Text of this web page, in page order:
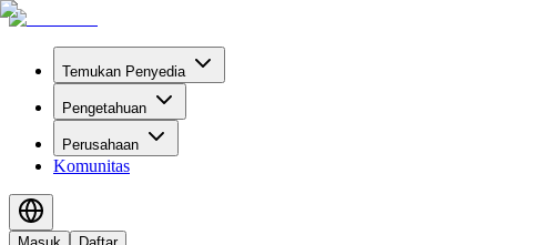
Temukan Penyedia
Pengetahuan
Perusahaan
Komunitas